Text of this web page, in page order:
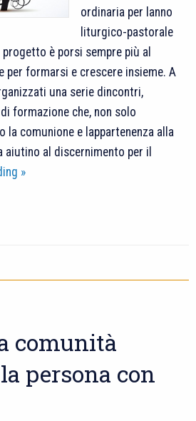
ordinaria per lanno
liturgico-pastorale
è porsi sempre più al
per formarsi e crescere insieme. A
una serie dincontri,
formazione che, non solo
comunione e lappartenenza alla
aiutino al discernimento per il
Anno
»
comunità
persona con